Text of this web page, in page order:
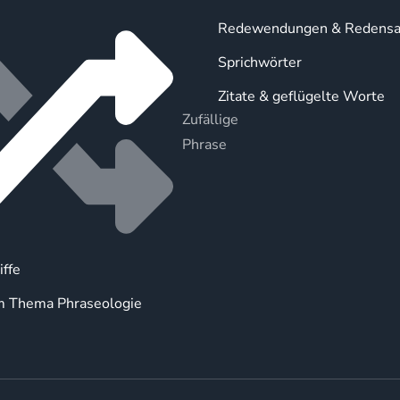
Zufällige
Phrase
Thema Phraseologie
Redewendungen &
Sprichwörter
Zitate & geflügelte Worte